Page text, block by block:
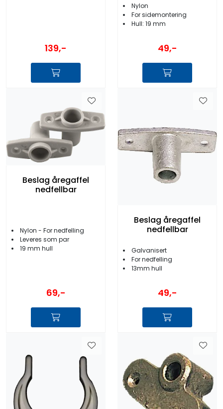
139,-
Nylon
For sidemontering
Hull: 19 mm
49,-
Beslag åregaffel
nedfellbar
Nylon - For nedfelling
Leveres som par
19 mm hull
69,-
Beslag åregaffel
nedfellbar
Galvanisert
For nedfelling
13mm hull
49,-